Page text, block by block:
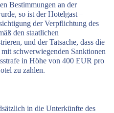
Bestimmungen an der
so ist der Hotelgast –
der Verpflichtung des
den staatlichen
und der Tatsache, dass die
schwerwiegenden Sanktionen
in Höhe von 400 EUR pro
zu zahlen.
in die Unterkünfte des